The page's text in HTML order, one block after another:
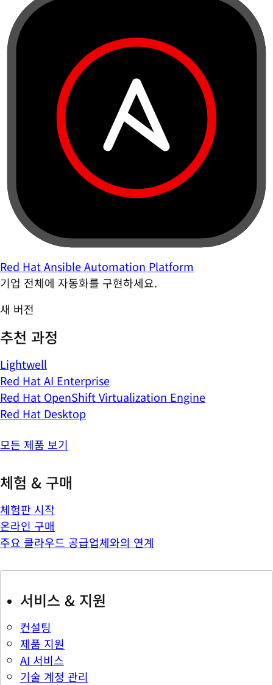
Red Hat Ansible Automation Platform
기업 전체에 자동화를 구현하세요.
새 버전
추천 과정
Lightwell
Red Hat AI Enterprise
Red Hat OpenShift Virtualization Engine
Red Hat Desktop
모든 제품 보기
체험 & 구매
체험판 시작
온라인 구매
주요 클라우드 공급업체와의 연계
서비스 & 지원
컨설팅
제품 지원
AI 서비스
기술 계정 관리